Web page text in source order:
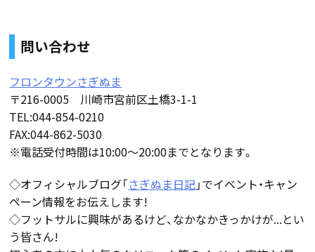
問い合わせ
フロンタウンさぎぬま
〒216-0005 川崎市宮前区土橋3-1-1
TEL:044-854-0210
FAX:044-862-5030
※電話受付時間は10:00〜20:00までとなります。
◇オフィシャルブログ「さぎぬま日記」でイベント・キャン
ペーン情報をお伝えします!
◇フットサルに興味があるけど、なかなかきっかけが...とい
う皆さん!